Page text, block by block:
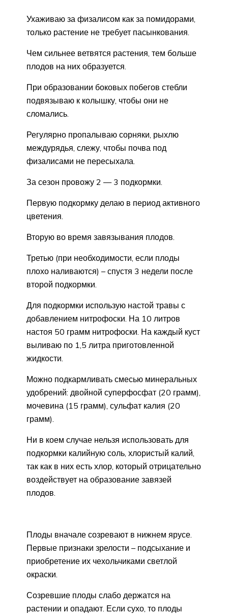
Ухаживаю за физалисом как за помидорами,
только растение не требует пасынкования.
Чем сильнее ветвятся растения, тем больше
плодов на них образуется.
При образовании боковых побегов стебли
подвязываю к колышку, чтобы они не
сломались.
Регулярно пропалываю сорняки, рыхлю
междурядья, слежу, чтобы почва под
физалисами не пересыхала.
За сезон провожу 2 — 3 подкормки.
Первую подкормку делаю в период активного
цветения.
Вторую во время завязывания плодов.
Третью (при необходимости, если плоды
плохо наливаются) – спустя 3 недели после
второй подкормки.
Для подкормки использую настой травы с
добавлением нитрофоски. На 10 литров
настоя 50 грамм нитрофоски. На каждый куст
выливаю по 1,5 литра приготовленной
жидкости.
Можно подкармливать смесью минеральных
удобрений: двойной суперфосфат (20 грамм),
мочевина (15 грамм), сульфат калия (20
грамм).
Ни в коем случае нельзя использовать для
подкормки калийную соль, хлористый калий,
так как в них есть хлор, который отрицательно
воздействует на образование завязей
плодов.
Плоды вначале созревают в нижнем ярусе.
Первые признаки зрелости – подсыхание и
приобретение их чехольчиками светлой
окраски.
Созревшие плоды слабо держатся на
растении и опадают. Если сухо, то плоды